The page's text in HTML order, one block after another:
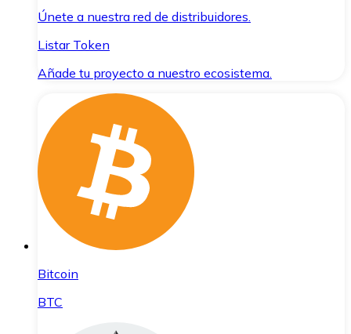
Únete a nuestra red de distribuidores.
Listar Token
Añade tu proyecto a nuestro ecosistema.
Bitcoin
BTC